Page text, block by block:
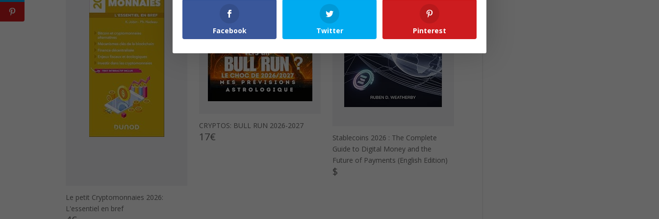
Le petit Cryptomonnaies 2026:
L'essentiel en bref
CRYPTOS: BULL RUN 2026-2027
17€
Stablecoins 2026 : The Complete
Guide to Digital Money and the
Future of Payments (English Edition)
$
Facebook Twitter Pinterest